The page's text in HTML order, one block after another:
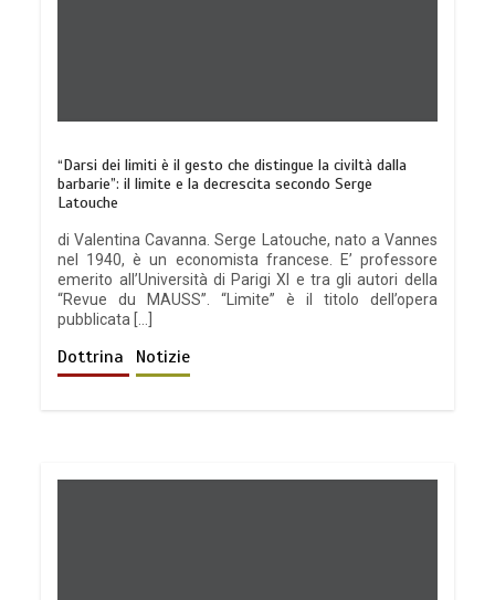
“Darsi dei limiti è il gesto che distingue la civiltà dalla
barbarie”: il limite e la decrescita secondo Serge
Latouche
di Valentina Cavanna. Serge Latouche, nato a Vannes
nel 1940, è un economista francese. E’ professore
emerito all’Università di Parigi XI e tra gli autori della
“Revue du MAUSS”. “Limite” è il titolo dell’opera
pubblicata […]
Dottrina Notizie